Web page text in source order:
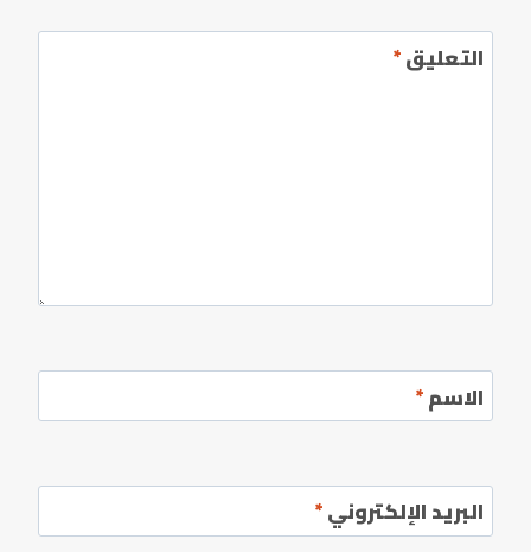
التعليق*
الاسم*
البريد الإلكتروني*